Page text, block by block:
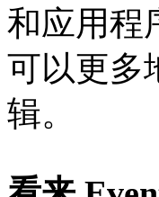
和应用程
可以更多
辑。